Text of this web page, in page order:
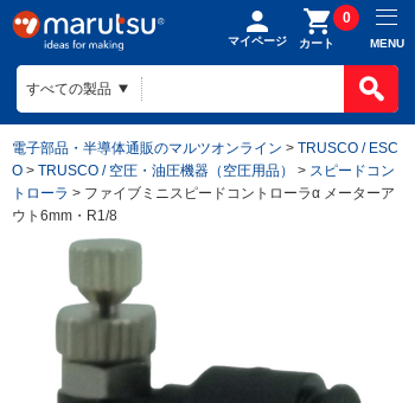
マイページ カート
0
MENU
電子部品・半導体通販のマルツオンライン > TRUSCO / ESC
O > TRUSCO / 空圧・油圧機器（空圧用品） > スピードコン
トローラ > ファイブミニスピードコントローラα メーターア
ウト6mm・R1/8